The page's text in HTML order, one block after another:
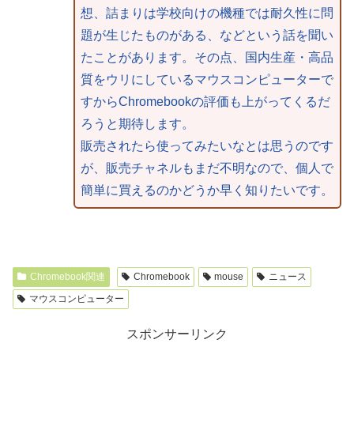
想、詰まりは学校向けの機種では耐久性に問
題が生じたものがある、などという話を聞い
たことがあります。その点、国内生産・高品
質をウリにしているマウスコンピューターで
すからChromebookの評価も上がってくるだ
ろうと期待します。
販売されたら使ってみたいなとは思うのです
が、販売チャネルもまだ不明なので、個人で
簡単に買えるのかどうか早く知りたいです。
Chromebook関連 Chromebook mouse
ニュース
マウスコンピューター
スポンサーリンク